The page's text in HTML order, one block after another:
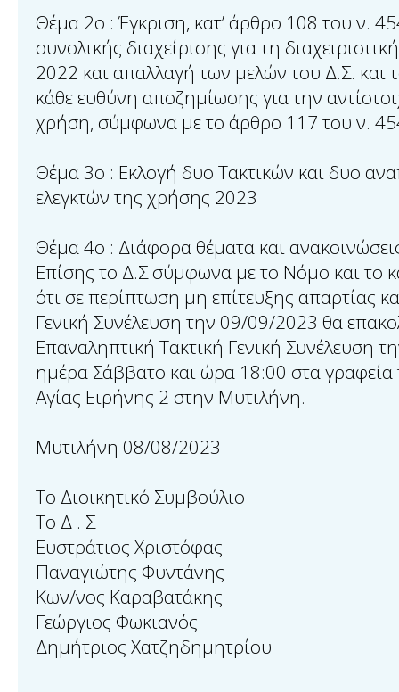
Θέμα 2ο : Έγκριση, κατ’ άρθρο 108 του ν.
συνολικής διαχείρισης για τη
2022 και απαλλαγή των μελών του Δ.Σ. και
κάθε ευθύνη αποζημίωσης για την
χρήση, σύμφωνα με το άρθρο 117 του ν.
Θέμα 3ο : Εκλογή δυο Τακτικών και δυο
ελεγκτών της χρήσης 2023
Θέμα 4o : Διάφορα θέματα και
Επίσης το Δ.Σ σύμφωνα με το Νόμο και το
ότι σε περίπτωση μη επίτευξης απαρτίας
Γενική Συνέλευση την 09/09/2023 θα
Επαναληπτική Τακτική Γενική Συνέλευση
ημέρα Σάββατο και ώρα 18:00 στα γραφεία
Αγίας Ειρήνης 2 στην Μυτιλήνη.
Μυτιλήνη 08/08/2023
Το Διοικητικό Συμβούλιο
Το Δ . Σ
Ευστράτιος Χριστόφας
Παναγιώτης Φυντάνης
Κων/νος Καραβατάκης
Γεώργιος Φωκιανός
Δημήτριος Χατζηδημητρίου